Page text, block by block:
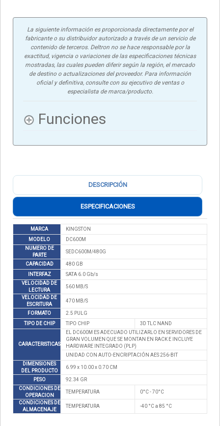
La siguiente información es proporcionada directamente por el
fabricante o su distribuidor autorizado a través de un servicio de
contenido de terceros. Deltron no se hace responsable por la
exactitud, vigencia o variaciones de las especificaciones técnicas
mostradas, las cuales pueden diferir según la región, el mercado
de destino o actualizaciones del proveedor. Para información
oficial y definitiva, consulte con su ejecutivo de ventas o
especialista de marca/producto.
Funciones
DESCRIPCIÓN
ESPECIFICACIONES
MARCA
KINGSTON
MODELO
DC600M
NUMERO DE
PARTE
SEDC600M/480G
CAPACIDAD
480 GB
INTERFAZ
SATA 6.0 Gb/s
VELOCIDAD DE
LECTURA
560 MB/S
VELOCIDAD DE
ESCRITURA
470 MB/S
FORMATO
2.5 PULG
TIPO DE CHIP
TIPO CHIP 3D TLC NAND
CARACTERISTICAS
EL DC600M ES ADECUADO UTILIZARLO EN SERVIDORES DE
GRAN VOLUMEN QUE SE MONTAN EN RACK E INCLUYE
HARDWARE INTEGRADO (PLP)
UNIDAD CON AUTO-ENCRIPTACIÓN AES 256-BIT
DIMENSIONES
DEL PRODUCTO
6.99 x 10.00 x 0.70 CM
PESO
92.34 GR
CONDICIONES DE
OPERACION
TEMPERATURA
0°C - 70°C
CONDICIONES DE
ALMACENAJE
TEMPERATURA -40 °C a 85 °C